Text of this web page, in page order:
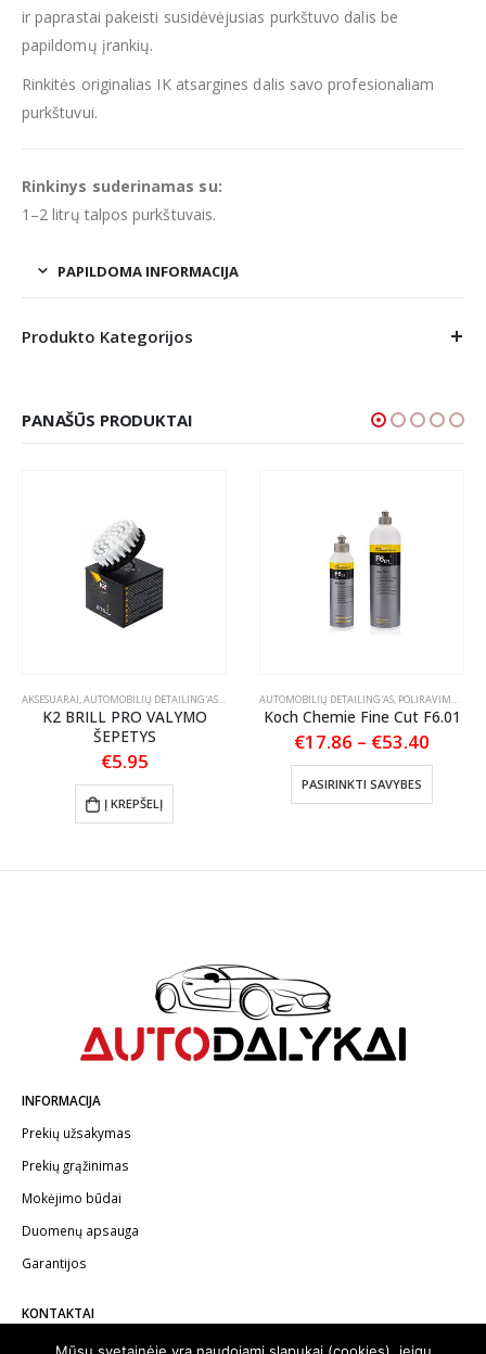
ir paprastai pakeisti susidėvėjusias purkštuvo dalis be
papildomų įrankių.
Rinkitės originalias IK atsargines dalis savo profesionaliam
purkštuvui.
Rinkinys suderinamas su:
1–2 litrų talpos purkštuvais.
PAPILDOMA INFORMACIJA
Produkto Kategorijos
PANAŠŪS PRODUKTAI
PRIEŽIŪRA
AKSESUARAI AUTOMOBILIŲ DETAILING'AS ŠEPEČIAI / TEPTUKAI
K2 BRILL PRO VALYMO
ŠEPETYS
€5.95
Į KREPŠELĮ
AUTOMOBILIŲ DETAILING'AS POLIRAVIMAS
Koch Chemie Fine Cut F6.01
€17.86 – €53.40
€53.40
PASIRINKTI SAVYBES
This product has multiple variants. The options may be chosen on the product page
INFORMACIJA
Prekių užsakymas
Prekių grąžinimas
Mokėjimo būdai
Duomenų apsauga
Garantijos
KONTAKTAI
Telefonas:+370 602 62622